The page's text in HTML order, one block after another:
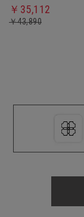
￥35,112
￥43,890